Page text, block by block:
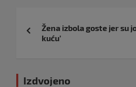
objava
Žena izbola goste jer su
kuću’
Izdvojeno